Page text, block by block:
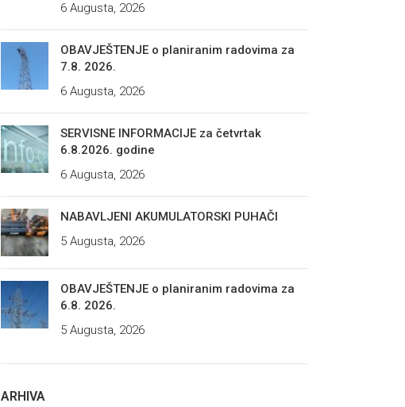
6 Augusta, 2026
OBAVJEŠTENJE o planiranim radovima za
7.8. 2026.
6 Augusta, 2026
SERVISNE INFORMACIJE za četvrtak
6.8.2026. godine
6 Augusta, 2026
NABAVLJENI AKUMULATORSKI PUHAČI
5 Augusta, 2026
OBAVJEŠTENJE o planiranim radovima za
6.8. 2026.
5 Augusta, 2026
ARHIVA